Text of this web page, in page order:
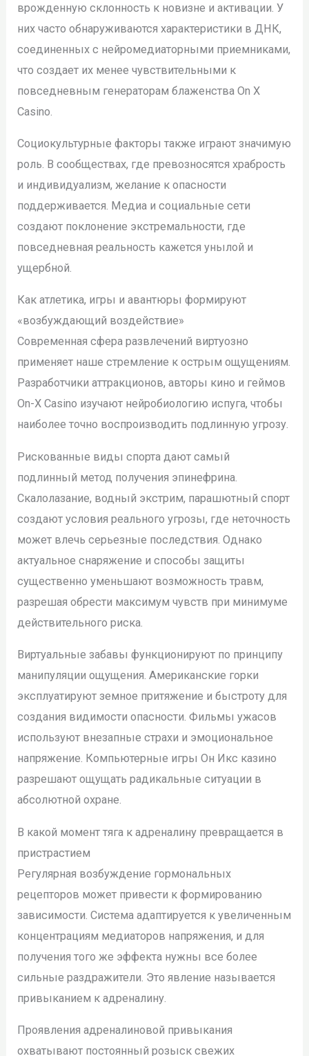
врожденную склонность к новизне и активации. У
них часто обнаруживаются характеристики в ДНК,
соединенных с нейромедиаторными приемниками,
что создает их менее чувствительными к
повседневным генераторам блаженства On X
Casino.
Социокультурные факторы также играют значимую
роль. В сообществах, где превозносятся храбрость
и индивидуализм, желание к опасности
поддерживается. Медиа и социальные сети
создают поклонение экстремальности, где
повседневная реальность кажется унылой и
ущербной.
Как атлетика, игры и авантюры формируют
«возбуждающий воздействие»
Современная сфера развлечений виртуозно
применяет наше стремление к острым ощущениям.
Разработчики аттракционов, авторы кино и геймов
On-X Casino изучают нейробиологию испуга, чтобы
наиболее точно воспроизводить подлинную угрозу.
Рискованные виды спорта дают самый
подлинный метод получения эпинефрина.
Скалолазание, водный экстрим, парашютный спорт
создают условия реального угрозы, где неточность
может влечь серьезные последствия. Однако
актуальное снаряжение и способы защиты
существенно уменьшают возможность травм,
разрешая обрести максимум чувств при минимуме
действительного риска.
Виртуальные забавы функционируют по принципу
манипуляции ощущения. Американские горки
эксплуатируют земное притяжение и быстроту для
создания видимости опасности. Фильмы ужасов
используют внезапные страхи и эмоциональное
напряжение. Компьютерные игры Он Икс казино
разрешают ощущать радикальные ситуации в
абсолютной охране.
В какой момент тяга к адреналину превращается в
пристрастием
Регулярная возбуждение гормональных
рецепторов может привести к формированию
зависимости. Система адаптируется к увеличенным
концентрациям медиаторов напряжения, и для
получения того же эффекта нужны все более
сильные раздражители. Это явление называется
привыканием к адреналину.
Проявления адреналиновой привыкания
охватывают постоянный розыск свежих